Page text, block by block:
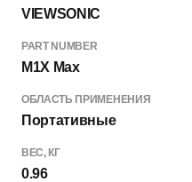
VIEWSONIC
PART NUMBER
M1X Max
ОБЛАСТЬ ПРИМЕНЕНИЯ
Портативные
ВЕС, КГ
0.96